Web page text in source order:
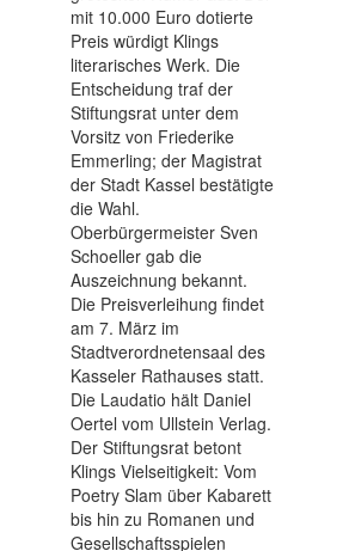
mit 10.000 Euro dotierte
Preis würdigt Klings
literarisches Werk. Die
Entscheidung traf der
Stiftungsrat unter dem
Vorsitz von Friederike
Emmerling; der Magistrat
der Stadt Kassel bestätigte
die Wahl.
Oberbürgermeister Sven
Schoeller gab die
Auszeichnung bekannt.
Die Preisverleihung findet
am 7. März im
Stadtverordnetensaal des
Kasseler Rathauses statt.
Die Laudatio hält Daniel
Oertel vom Ullstein Verlag.
Der Stiftungsrat betont
Klings Vielseitigkeit: Vom
Poetry Slam über Kabarett
bis hin zu Romanen und
Gesellschaftsspielen